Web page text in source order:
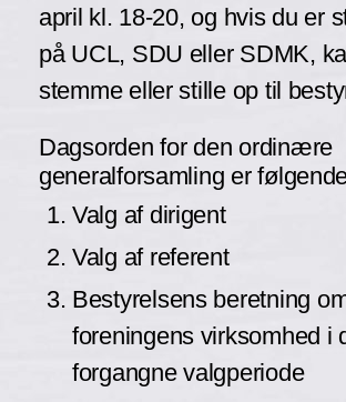
april kl. 18-20, og hvis du er
på UCL, SDU eller SDMK,
stemme eller stille op til
Dagsorden for den ordinære
generalforsamling er
Valg af dirigent
Valg af referent
Bestyrelsens beretning
foreningens virksomhed i
forgangne valgperiode